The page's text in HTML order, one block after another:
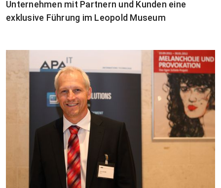
Unternehmen mit Partnern und Kunden eine
exklusive Führung im Leopold Museum